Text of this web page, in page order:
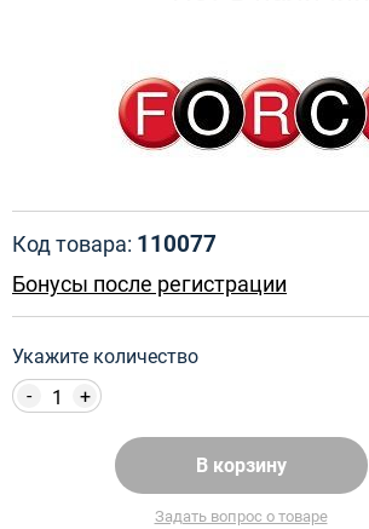
Код товара: 110077
Бонусы после регистрации
Укажите количество
+
-
В корзину
Задать вопрос о товаре